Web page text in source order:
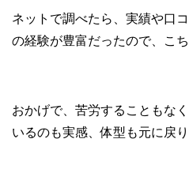
ネットで調べたら、実績や口
の経験が豊富だったので、こ
おかげで、苦労することもな
いるのも実感、体型も元に戻り